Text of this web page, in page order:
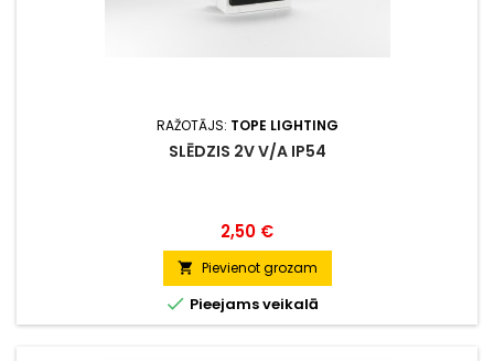
RAŽOTĀJS: TOPE LIGHTING
SLĒDZIS 2V V/A IP54
Cena
2,50 €
 Pievienot grozam
 Pieejams veikalā